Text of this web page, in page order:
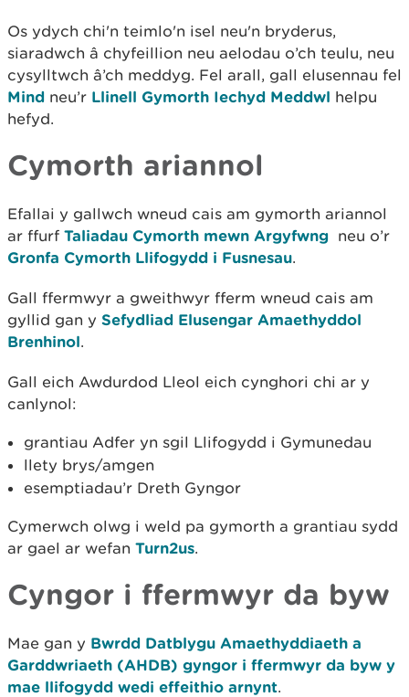
Os ydych chi'n teimlo'n isel neu'n bryderus,
siaradwch â chyfeillion neu aelodau o’ch teulu, neu
cysylltwch â’ch meddyg. Fel arall, gall elusennau fel
Mind neu’r Llinell Gymorth Iechyd Meddwl helpu
hefyd.
Cymorth ariannol
Efallai y gallwch wneud cais am gymorth ariannol
ar ffurf Taliadau Cymorth mewn Argyfwng neu o’r
Gronfa Cymorth Llifogydd i Fusnesau.
Gall ffermwyr a gweithwyr fferm wneud cais am
gyllid gan y Sefydliad Elusengar Amaethyddol
Brenhinol.
Gall eich Awdurdod Lleol eich cynghori chi ar y
canlynol:
grantiau Adfer yn sgil Llifogydd i Gymunedau
llety brys/amgen
esemptiadau’r Dreth Gyngor
Cymerwch olwg i weld pa gymorth a grantiau sydd
ar gael ar wefan Turn2us.
Cyngor i ffermwyr da byw
Mae gan y Bwrdd Datblygu Amaethyddiaeth a
Garddwriaeth (AHDB) gyngor i ffermwyr da byw y
mae llifogydd wedi effeithio arnynt.